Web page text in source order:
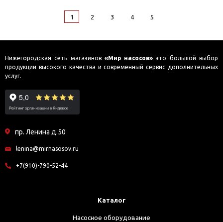
1 2 3 4 5
Нижегородская сеть магазинов «Мир насосов» это большой выбор
продукции высокого качества и современный сервис дополнительных
услуг.
пр. Ленина д.50
lenina@mirnasosov.ru
+7(910)-790-52-44
Каталог
Насосное оборудование